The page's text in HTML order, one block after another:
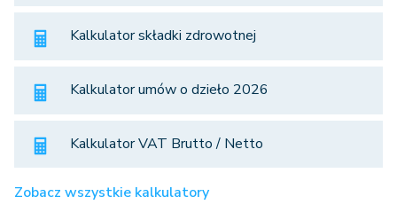
Kalkulator składki zdrowotnej
Kalkulator umów o dzieło 2026
Kalkulator VAT Brutto / Netto
Zobacz wszystkie kalkulatory